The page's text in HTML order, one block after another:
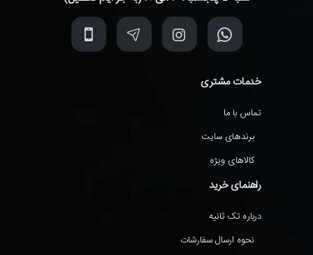
خدمات مشتری
تماس با ما
برندهای سایت
کالاهای ویژه
راهنمای خرید
درباره تک ثانیه
نحوه ارسال سفارشات